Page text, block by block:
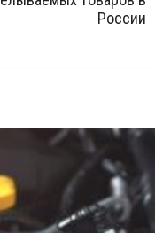
России